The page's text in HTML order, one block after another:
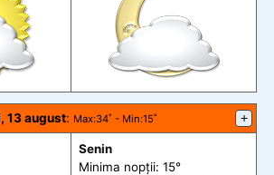
13 august: Max:34˚ - Min:15˚ +
Senin
Minima nopții: 15°